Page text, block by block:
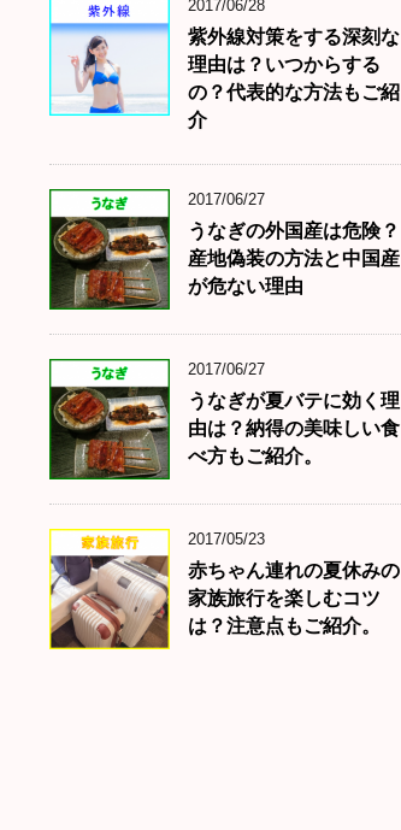
2017/06/28
紫外線対策をする深刻な
理由は？いつからする
の？代表的な方法もご紹
介
2017/06/27
うなぎの外国産は危険？
産地偽装の方法と中国産
が危ない理由
2017/06/27
うなぎが夏バテに効く理
由は？納得の美味しい食
べ方もご紹介。
2017/05/23
赤ちゃん連れの夏休みの
家族旅行を楽しむコツ
は？注意点もご紹介。